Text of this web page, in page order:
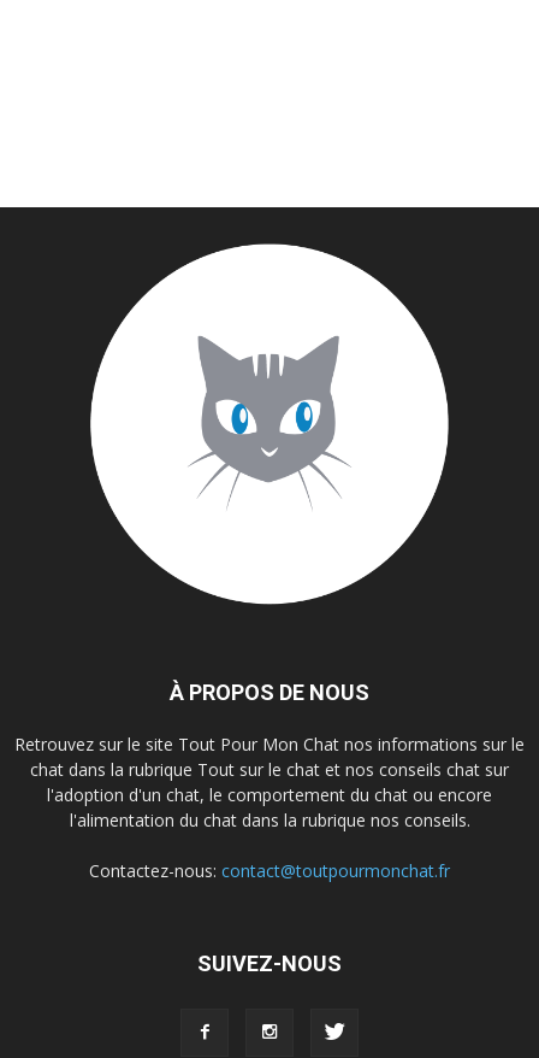
À PROPOS DE NOUS
Retrouvez sur le site Tout Pour Mon Chat nos informations sur le
chat dans la rubrique Tout sur le chat et nos conseils chat sur
l'adoption d'un chat, le comportement du chat ou encore
l'alimentation du chat dans la rubrique nos conseils.
Contactez-nous: contact@toutpourmonchat.fr
SUIVEZ-NOUS